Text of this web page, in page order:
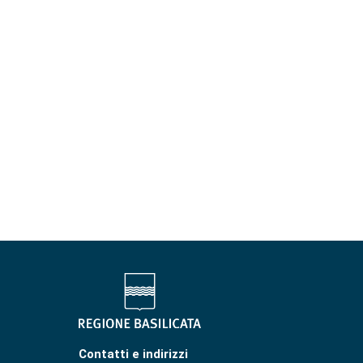
Contatti e indirizzi